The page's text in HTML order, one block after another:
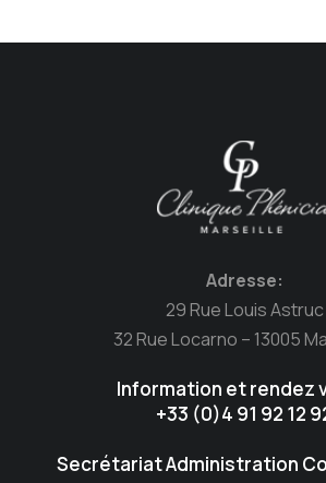
Adresse:
29 Rue Louis Astruc
32 Rue Locarno – 13005
Information et rendez
+33 (0)4 91 92 12
Secrétariat Administration